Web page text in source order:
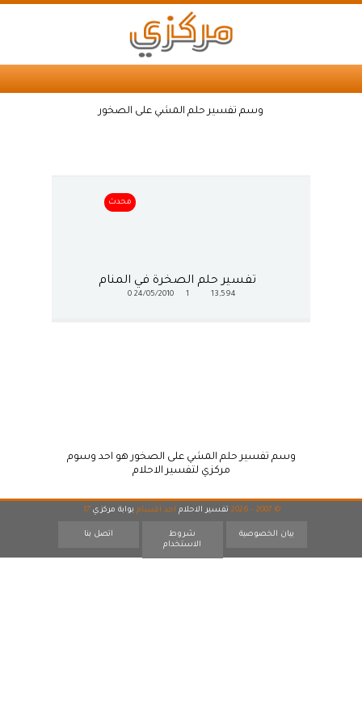
وسم تفسير حلم المشي على الصخور
محدث
تفسير حلم الصخرة في المنام
13,594
24/05/2010
0
وسم تفسير حلم المشي على الصخور هو احد وسوم
مركزي لتفسير الاحلام
© 2007 - 2026 تفسير الاحلام احد اقسام بوابة مركزي 17
بيان الخصوصية
شروط
الاستخدام
اتصل بنا